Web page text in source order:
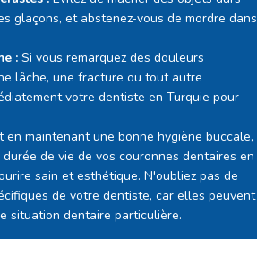
glaçons, et abstenez-vous de mordre dans
: Si vous remarquez des douleurs
lâche, une fracture ou tout autre
votre dentiste en Turquie pour
en maintenant une bonne hygiène buccale,
de vie de vos couronnes dentaires en
sain et esthétique. N'oubliez pas de
de votre dentiste, car elles peuvent
situation dentaire particulière.